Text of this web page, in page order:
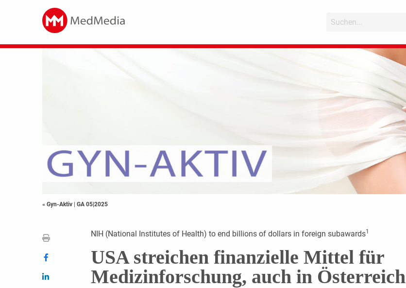
« Gyn-Aktiv | GA 05|2025
NIH (National Institutes of Health) to end billions of dollars in foreign subawards1
USA streichen finanzielle Mittel für
Medizinforschung, auch in Österreich